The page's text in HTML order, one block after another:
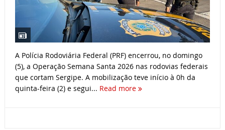
A Polícia Rodoviária Federal (PRF) encerrou, no domingo
(5), a Operação Semana Santa 2026 nas rodovias federais
que cortam Sergipe. A mobilização teve início à 0h da
quinta-feira (2) e segui... Read more